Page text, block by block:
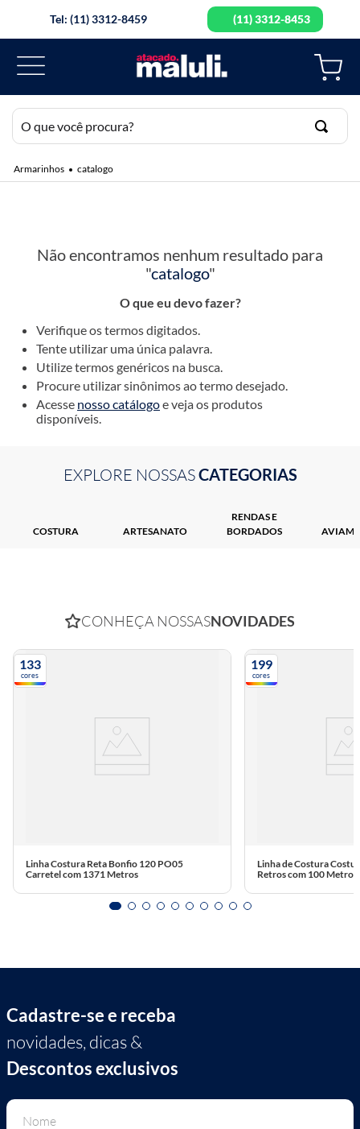
Tel: (11) 3312-8459 (11) 3312-8453
O que você procura?
catalogo
Não encontramos nenhum resultado para
"catalogo"
O que eu devo fazer?
Verifique os termos digitados.
Tente utilizar uma única palavra.
Utilize termos genéricos na busca.
Procure utilizar sinônimos ao termo desejado.
Acesse nosso catálogoe veja os produtos
disponíveis.
EXPLORE NOSSASCATEGORIAS
COSTURA ARTESANATO
RENDAS E
BORDADOS
CONHEÇA NOSSASNOVIDADES
133
cores
Linha Costura Reta Bonfio 120 PO05
Carretel com 1371 Metros
199
cores
Linha de Costura
Retros com 100 Metros
Cadastre-se e receba
novidades, dicas &
Descontos exclusivos
X
TERMOS MAIS BUSCADOS
fita cetim
agulha mao
7
agulha croche
agulha
tesoura